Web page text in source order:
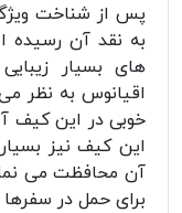
پس از شناخت
به نقد آن رسیده
های بسیار
اقیانوس به نظر
خوبی در این کیف
این کیف نیز
آن محافظت می
برای حمل در سفرها